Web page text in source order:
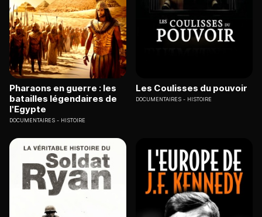
Pharaons en guerre : les
batailles légendaires de
l'Egypte
DOCUMENTAIRES HISTOIRE
Les Coulisses du pouvoir
DOCUMENTAIRES HISTOIRE